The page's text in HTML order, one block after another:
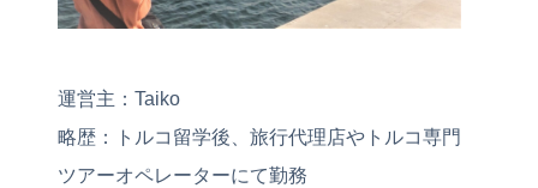
運営主：Taiko
略歴：トルコ留学後、旅行代理店やトルコ専門
ツアーオペレーターにて勤務